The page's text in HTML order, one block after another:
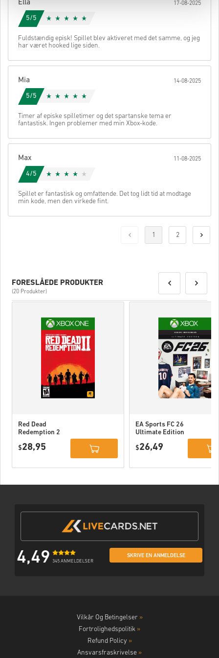
Ella 17-08-2025
5/5
Fuldstændig episk! Spillet blev aktiveret med det samme, og jeg
har været hooked lige siden.
Mia 14-08-2025
5/5
Timer af episke spilletimer og det spartanske tema er
fantastisk. Ingen problemer med min Xbox-kode.
Max 11-08-2025
4/5
Spillet er fantastisk og omfattende. Det tog lidt tid at modtage
min kode, men den virkede fint.
1 2
FORESLÅEDE PRODUKTER
(20 Produkter)
Red Dead
Redemption 2
$28,95
EA Sports FC 26
Ultimate Edition
Series X|S
$26,49
4,49 345 ANMELDELSER
SKRIVE EN ANMELDELSE
Vilkår Og Betingelser »
Fortrolighedspolitik »
Refund Policy »
Ansvarsfraskrivelse »